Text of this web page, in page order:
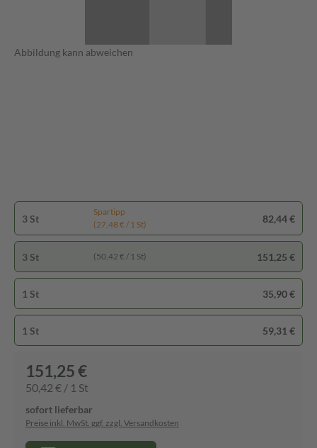
Abbildung kann abweichen
3 St
Spartipp
(27,48 € / 1 St)
82,44 €
3 St (50,42 € / 1 St) 151,25 €
1 St 35,90 €
1 St 59,31 €
151,25 €
50,42 € / 1 St
sofort lieferbar
Preise inkl. MwSt. ggf. zzgl. Versandkosten